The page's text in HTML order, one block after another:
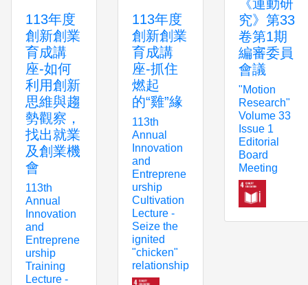
113年度
創新創業
育成講
座-如何
利用創新
思維與趨
勢觀察，
找出就業
及創業機
會
113th
Annual
Innovation
and
Entreprene
urship
Training
Lecture -
113年度
創新創業
育成講
座-抓住
燃起
的“雞”緣
113th
Annual
Innovation
and
Entreprene
urship
Cultivation
Lecture -
Seize the
ignited
"chicken"
relationship
《運動研
究》第33
卷第1期
編審委員
會議
"Motion
Research"
Volume 33
Issue 1
Editorial
Board
Meeting